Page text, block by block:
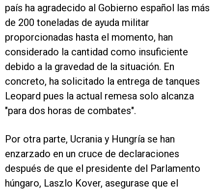
país ha agradecido al Gobierno español las más
de 200 toneladas de ayuda militar
proporcionadas hasta el momento, han
considerado la cantidad como insuficiente
debido a la gravedad de la situación. En
concreto, ha solicitado la entrega de tanques
Leopard pues la actual remesa solo alcanza
"para dos horas de combates".
Por otra parte, Ucrania y Hungría se han
enzarzado en un cruce de declaraciones
después de que el presidente del Parlamento
húngaro, Laszlo Kover, asegurase que el